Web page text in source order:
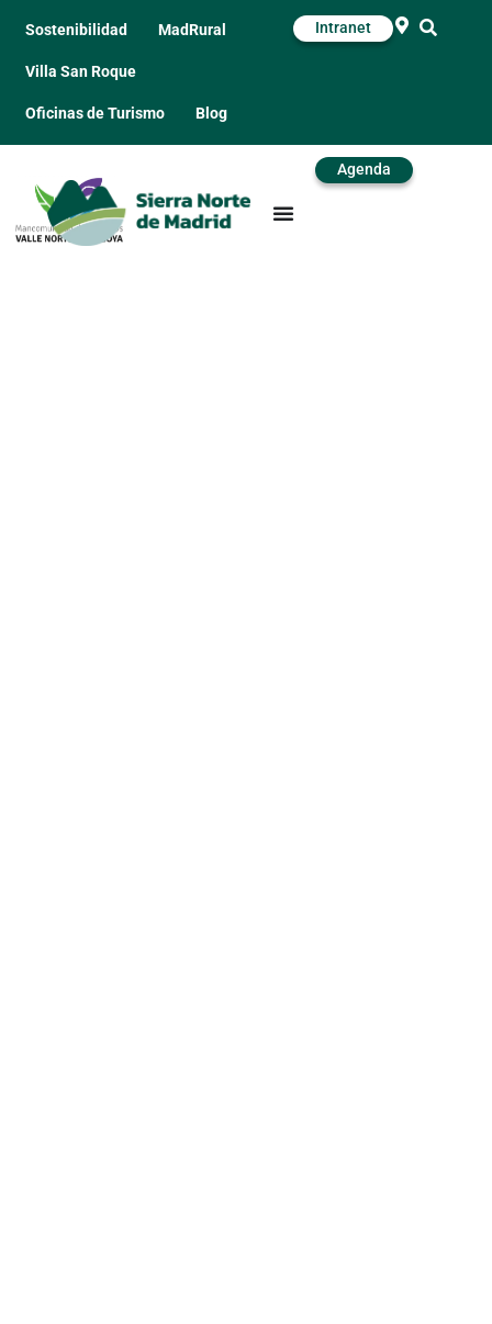
Sostenibilidad MadRural
Villa San Roque
Oficinas de Turismo Blog
Intranet
Agenda